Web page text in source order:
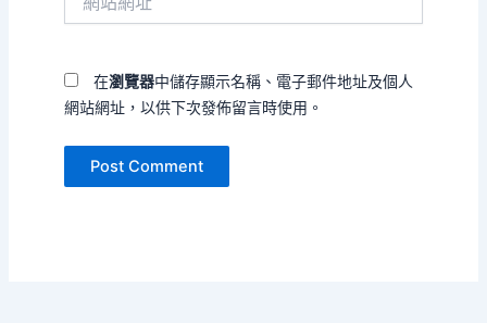
址
在瀏覽器中儲存顯示名稱、電子郵件地址及個人
網站網址，以供下次發佈留言時使用。